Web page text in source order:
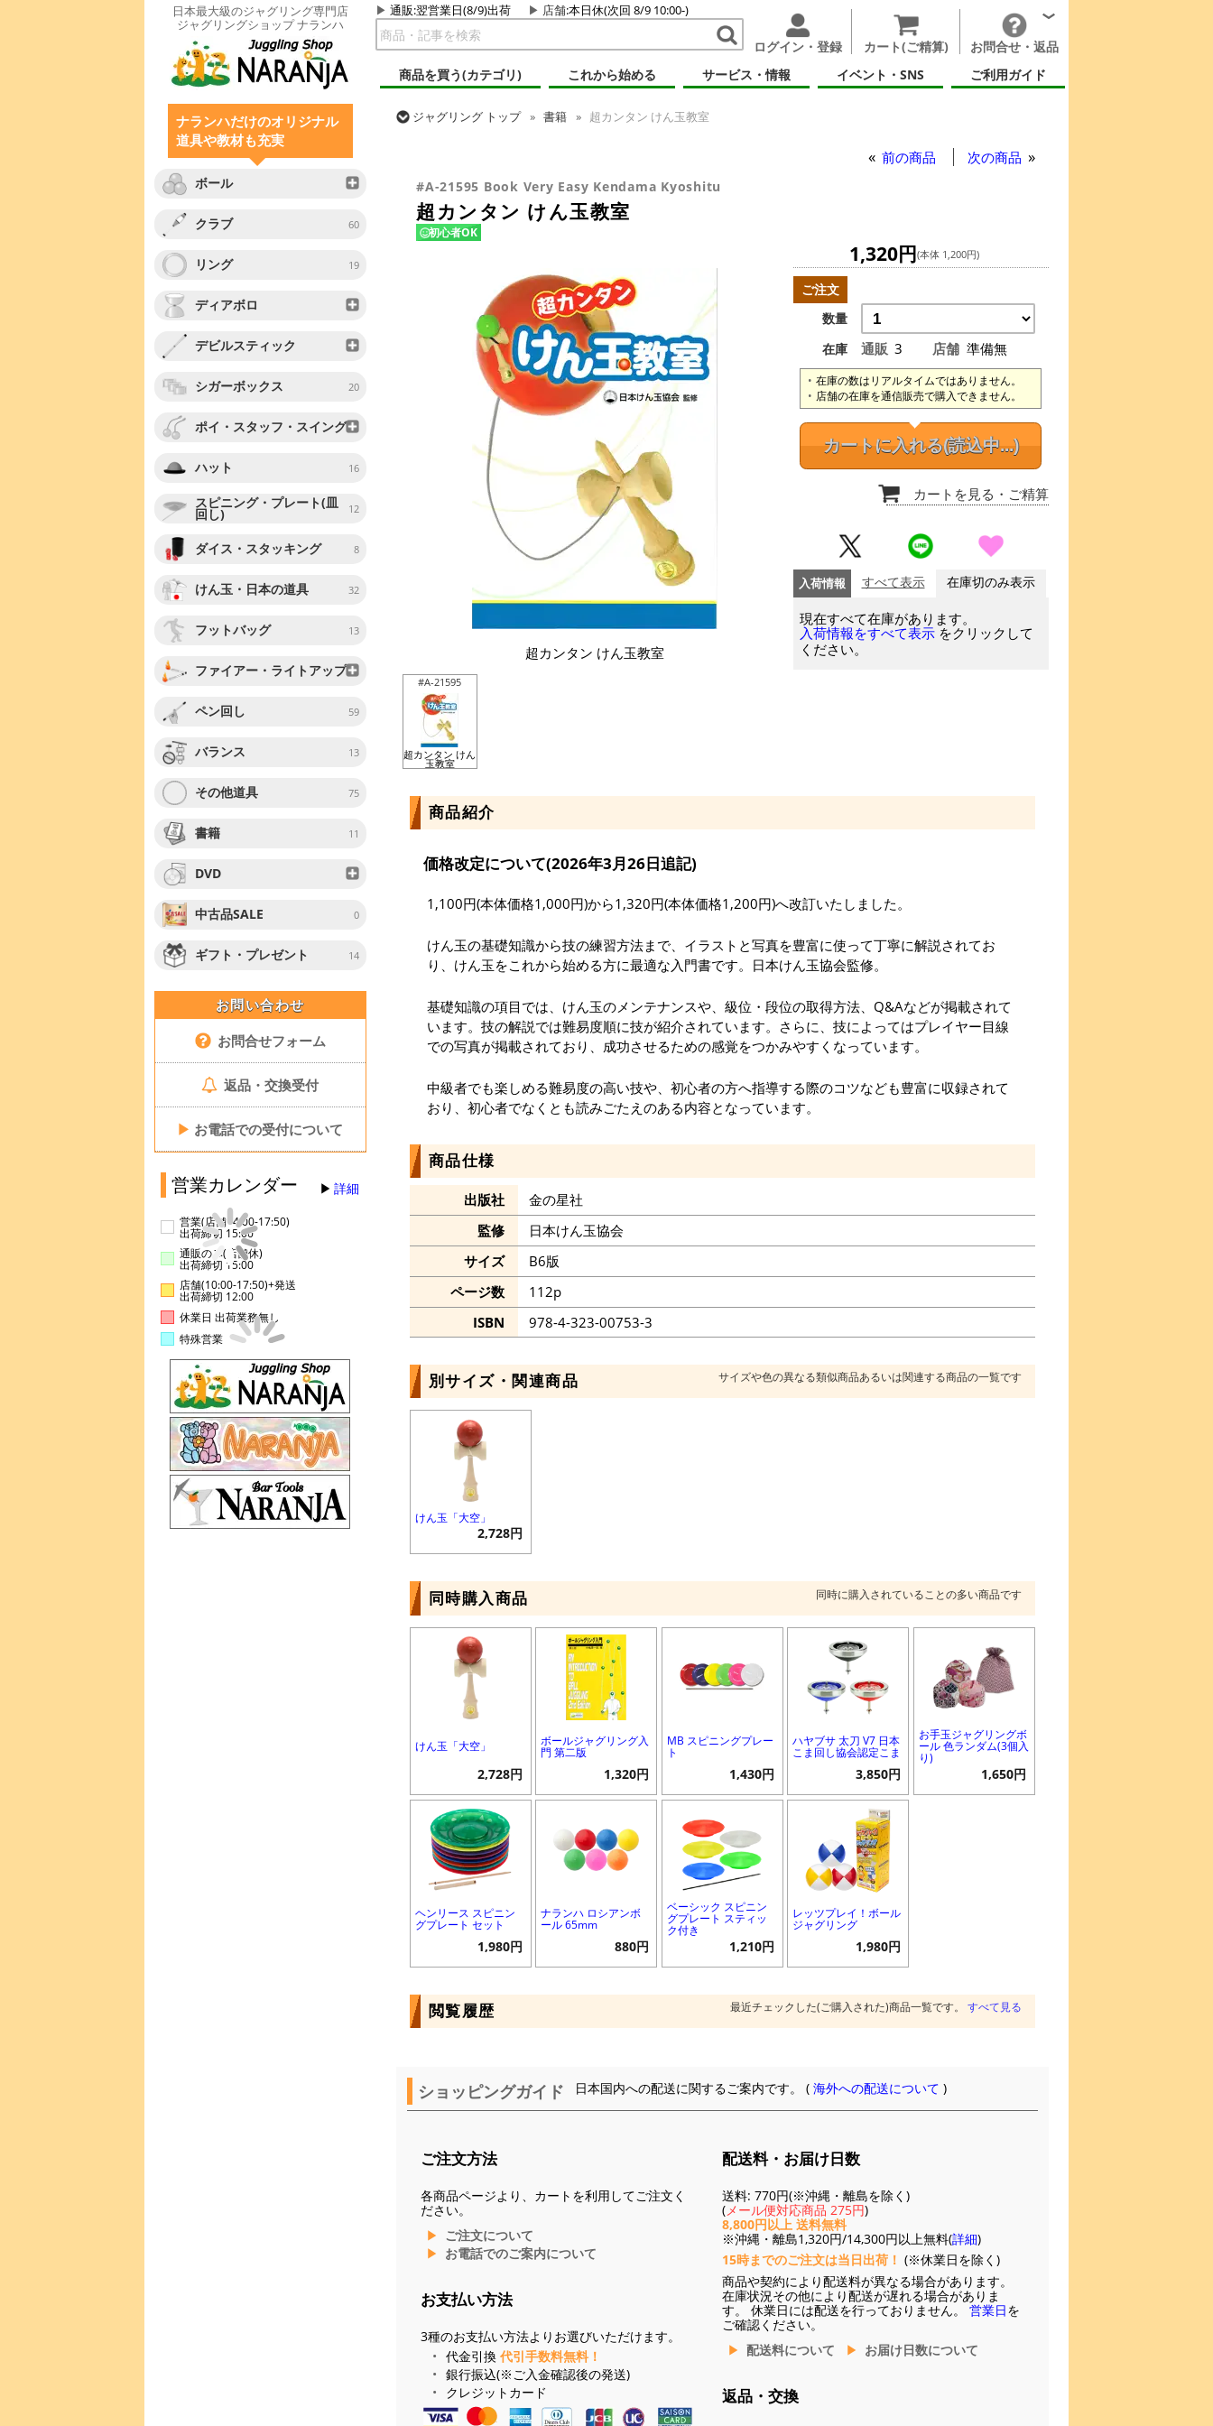
日本最大級のジャグリング専門店
ジャグリングショップ ナランハ
通販:翌営業日(8/9)出荷 店舗:本日休(次回 8/9 10:00-)
ログイン・登録 カート(ご精算)
お問合せ・返品
商品を買う(カテゴリ)
これから始める サービス・情報 イベント・SNS ご利用ガイド
ナランハだけのオリジナル
道具や教材も充実
ボール
クラブ 60
リング 19
ディアボロ
デビルスティック
シガーボックス 20
ポイ・スタッフ・スイング
ハット 16
スピニング・プレート(皿
回し) 12
ダイス・スタッキング 8
けん玉・日本の道具 32
フットバッグ 13
ファイアー・ライトアップ
ペン回し 59
バランス 13
その他道具 75
書籍 11
DVD
中古品SALE 0
ギフト・プレゼント 14
お問い合わせ
お問合せフォーム
返品・交換受付
▶ お電話での受付について
営業カレンダー 詳細
営業(店舗14:00-17:50)
出荷締切 15:00
通販のみ(店舗休)
出荷締切 15:00
店舗(10:00-17:50)+発送
出荷締切 12:00
休業日 出荷業務無し
特殊営業
ジャグリング トップ 書籍
超カンタン けん玉教室
前の商品 次の商品
#A-21595 Book Very Easy Kendama Kyoshitu
超カンタン けん玉教室
初心者OK
超カンタン けん玉教室
#A-21595
超カンタン けん
玉教室
1,320円(本体 1,200円)
ご注文
数量
在庫
通販 3 店舗 準備無
在庫の数はリアルタイムではありません。
店舗の在庫を通信販売で購入できません。
カートに入れる(読込中...)
カートを見る ・ご精算
入荷情報 すべて表示 在庫切のみ表示
現在すべて在庫があります。
入荷情報をすべて表示 をクリックして
ください。
商品紹介
価格改定について(2026年3月26日追記)
1,100円(本体価格1,000円)から1,320円(本体価格1,200円)へ改訂いたしました。
けん玉の基礎知識から技の練習方法まで、イラストと写真を豊富に使って丁寧に解説されてお
り、けん玉をこれから始める方に最適な入門書です。日本けん玉協会監修。
基礎知識の項目では、けん玉のメンテナンスや、級位・段位の取得方法、Q&Aなどが掲載されて
います。技の解説では難易度順に技が紹介されています。さらに、技によってはプレイヤー目線
での写真が掲載されており、成功させるための感覚をつかみやすくなっています。
中級者でも楽しめる難易度の高い技や、初心者の方へ指導する際のコツなども豊富に収録されて
おり、初心者でなくとも読みごたえのある内容となっています。
商品仕様
出版社
金の星社
監修
日本けん玉協会
サイズ
B6版
ページ数
112p
ISBN
978-4-323-00753-3
別サイズ・関連商品 サイズや色の異なる類似商品あるいは関連する商品の一覧です
けん玉「大空」
2,728円
同時購入商品 同時に購入されていることの多い商品です
けん玉「大空」
2,728円
ボールジャグリング入
門 第二版
1,320円
MB スピニングプレー
ト
1,430円
ハヤブサ 太刀 V7 日本
こま回し協会認定こま
3,850円
お手玉ジャグリングボ
ール 色ランダム(3個入
り)
1,650円
ヘンリース スピニン
グプレート セット
1,980円
ナランハ ロシアンボ
ール 65mm
880円
ベーシック スピニン
グプレート スティッ
ク付き
1,210円
レッツプレイ！ボール
ジャグリング
1,980円
閲覧履歴 最近チェックした(ご購入された)商品一覧です。 すべて見る
ショッピングガイド 日本国内への配送に関するご案内です。 (海外への配送について )
ご注文方法
各商品ページより、カートを利用してご注文く
ださい。
ご注文について
お電話でのご案内について
お支払い方法
3種のお支払い方法よりお選びいただけます。
代金引換 代引手数料無料！
銀行振込(※ご入金確認後の発送)
クレジットカード
配送料・お届け日数
送料: 770円(※沖縄・離島を除く)
(メール便対応商品 275円)
8,800円以上 送料無料
※沖縄・離島1,320円/14,300円以上無料(詳細)
15時までのご注文は当日出荷！ (※休業日を除く)
商品や契約により配送料が異なる場合があります。
在庫状況その他により配送が遅れる場合がありま
す。 休業日には配送を行っておりません。 営業日を
ご確認ください。
配送料について
お届け日数について
返品・交換